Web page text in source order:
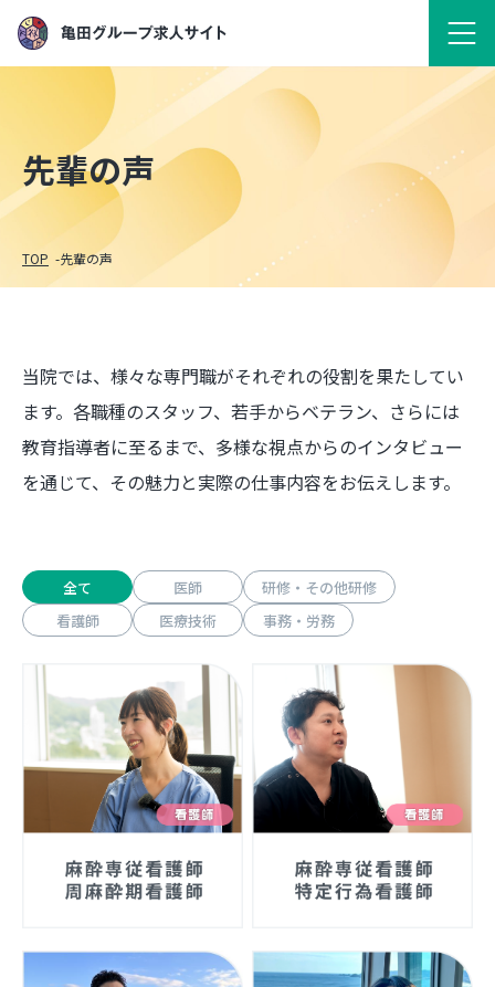
先輩の声
TOP 先輩の声
当院では、様々な専門職がそれぞれの役割を果たしてい
ます。各職種のスタッフ、若手からベテラン、さらには
教育指導者に至るまで、多様な視点からのインタビュー
を通じて、その魅力と実際の仕事内容をお伝えします。
全て 医師
研修・その他研修
看護師
医療技術 事務・労務